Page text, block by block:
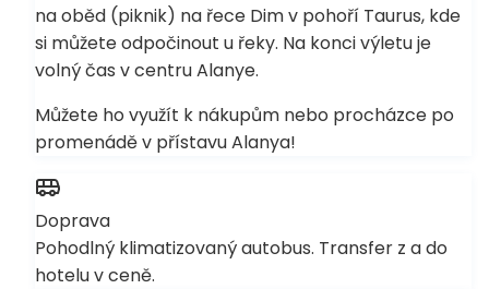
na oběd (piknik) na řece Dim v pohoří Taurus, kde
si můžete odpočinout u řeky. Na konci výletu je
volný čas v centru Alanye.
Můžete ho využít k nákupům nebo procházce po
promenádě v přístavu Alanya!
Doprava
Pohodlný klimatizovaný autobus. Transfer z a do
hotelu v ceně.